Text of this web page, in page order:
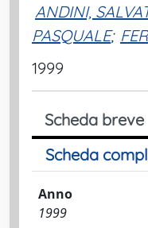
ANDINI,
PASQUALE;
1999
Scheda breve
Scheda
Anno
1999